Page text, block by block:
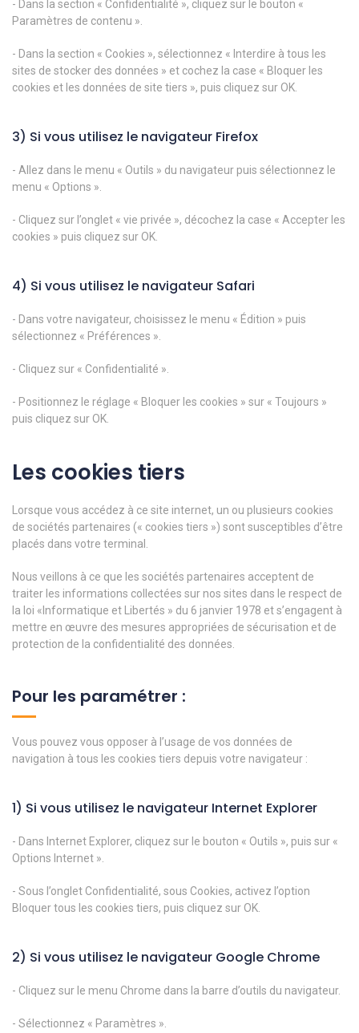
- Dans la section « Confidentialité », cliquez sur le bouton «
Paramètres de contenu ».
- Dans la section « Cookies », sélectionnez « Interdire à tous les
sites de stocker des données » et cochez la case « Bloquer les
cookies et les données de site tiers », puis cliquez sur OK.
3) Si vous utilisez le navigateur Firefox
- Allez dans le menu « Outils » du navigateur puis sélectionnez le
menu « Options ».
- Cliquez sur l’onglet « vie privée », décochez la case « Accepter les
cookies » puis cliquez sur OK.
4) Si vous utilisez le navigateur Safari
- Dans votre navigateur, choisissez le menu « Édition » puis
sélectionnez « Préférences ».
- Cliquez sur « Confidentialité ».
- Positionnez le réglage « Bloquer les cookies » sur « Toujours »
puis cliquez sur OK.
Les cookies tiers
Lorsque vous accédez à ce site internet, un ou plusieurs cookies
de sociétés partenaires (« cookies tiers ») sont susceptibles d’être
placés dans votre terminal.
Nous veillons à ce que les sociétés partenaires acceptent de
traiter les informations collectées sur nos sites dans le respect de
la loi «Informatique et Libertés » du 6 janvier 1978 et s’engagent à
mettre en œuvre des mesures appropriées de sécurisation et de
protection de la confidentialité des données.
Pour les paramétrer :
Vous pouvez vous opposer à l’usage de vos données de
navigation à tous les cookies tiers depuis votre navigateur :
1) Si vous utilisez le navigateur Internet Explorer
- Dans Internet Explorer, cliquez sur le bouton « Outils », puis sur «
Options Internet ».
- Sous l’onglet Confidentialité, sous Cookies, activez l’option
Bloquer tous les cookies tiers, puis cliquez sur OK.
2) Si vous utilisez le navigateur Google Chrome
- Cliquez sur le menu Chrome dans la barre d’outils du navigateur.
- Sélectionnez « Paramètres ».